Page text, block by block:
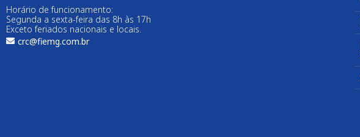
Horário de funcionamento:
Segunda a sexta-feira das 8h às 17h
Exceto feriados nacionais e locais.
crc@fiemg.com.br